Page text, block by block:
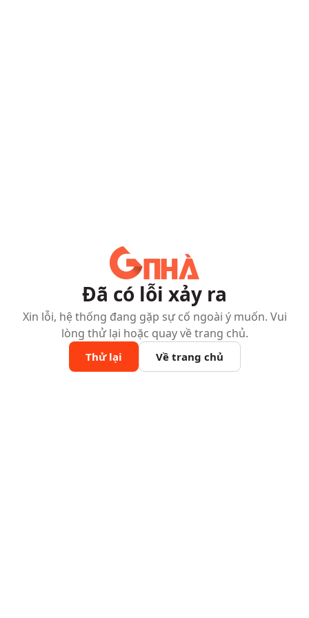
Đã có lỗi xảy ra
Xin lỗi, hệ thống đang gặp sự cố ngoài ý muốn. Vui
lòng thử lại hoặc quay về trang chủ.
Thử lại Về trang chủ